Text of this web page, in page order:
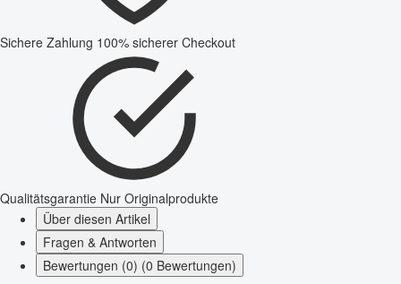
Sichere Zahlung 100% sicherer Checkout
Qualitätsgarantie Nur Originalprodukte
Über diesen Artikel
Fragen & Antworten
Bewertungen (0) (0 Bewertungen)